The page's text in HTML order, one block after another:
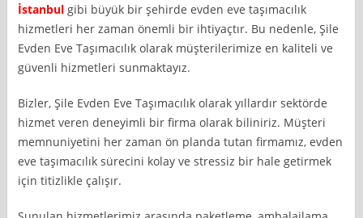
İstanbul gibi büyük bir şehirde evden eve taşımacılık
hizmetleri her zaman önemli bir ihtiyaçtır. Bu nedenle, Şile
Evden Eve Taşımacılık olarak müşterilerimize en kaliteli ve
güvenli hizmetleri sunmaktayız.
Bizler, Şile Evden Eve Taşımacılık olarak yıllardır sektörde
hizmet veren deneyimli bir firma olarak biliniriz. Müşteri
memnuniyetini her zaman ön planda tutan firmamız, evden
eve taşımacılık sürecini kolay ve stressiz bir hale getirmek
için titizlikle çalışır.